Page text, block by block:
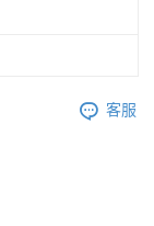
客服